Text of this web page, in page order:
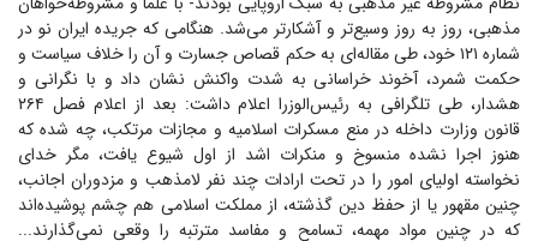
مذهبی، روز به روز وسیع‌تر و آشکارتر می‌شد. هنگامی که جریده ایران نو در
شماره ۱۲۱ خود، طی مقاله‌ای به حکم قصاص جسارت و آن را خلاف سیاست و
حکمت شمرد، آخوند خراسانی به شدت واکنش نشان داد و با نگرانی و
هشدار، طی تلگرافی به رئیس‌الوزرا اعلام داشت: بعد از اعلام فصل ۲۶۴
قانون وزارت داخله در منع مسکرات اسلامیه و مجازات مرتکب، چه شده که
هنوز اجرا نشده منسوخ و منکرات اشد از اول شیوع یافت، مگر خدای
نخواسته اولیای امور را در تحت ارادات چند نفر لامذهب و مزدوران اجانب،
چنین مقهور یا از حفظ دین گذشته، از مملکت اسلامی هم چشم پوشیده‌اند
که در چنین مواد مهمه، تسامح و مفاسد مترتبه را وقعی نمی‌گذارند...